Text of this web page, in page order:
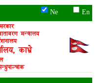
Ne En
मन्त्रालय
काभ्रे